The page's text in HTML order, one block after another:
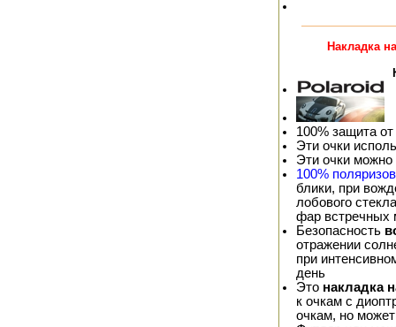
Накладка
100% защита
Эти очки
Эти очки
100%
блики, при
лобового
фар встречных
Безопасность
отражении
при
день
Это накладка
к очкам с
очкам, но